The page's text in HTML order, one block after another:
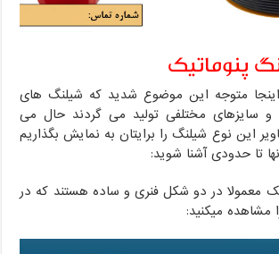
پنوماتیک
اینجا متوجه این موضوع شدید که شیلنگ های
و سایزهای مختلفی تولید می گردند حال می
این نوع شیلنگ را برایتان به نمایش بگذاریم
تا حدودی آشنا شوید:
معمولا در دو شکل فنری و ساده هستند که در
مشاهده میکنید: